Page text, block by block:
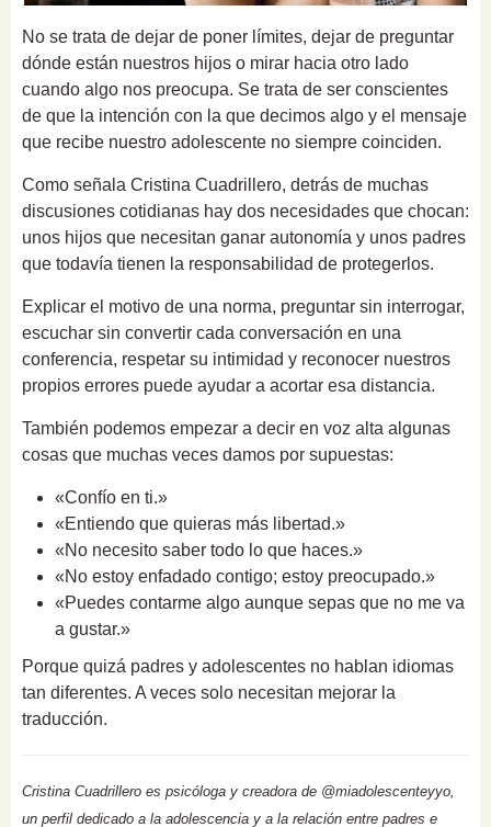
No se trata de dejar de poner límites, dejar de preguntar
dónde están nuestros hijos o mirar hacia otro lado
cuando algo nos preocupa. Se trata de ser conscientes
de que la intención con la que decimos algo y el mensaje
que recibe nuestro adolescente no siempre coinciden.
Como señala Cristina Cuadrillero, detrás de muchas
discusiones cotidianas hay dos necesidades que chocan:
unos hijos que necesitan ganar autonomía y unos padres
que todavía tienen la responsabilidad de protegerlos.
Explicar el motivo de una norma, preguntar sin interrogar,
escuchar sin convertir cada conversación en una
conferencia, respetar su intimidad y reconocer nuestros
propios errores puede ayudar a acortar esa distancia.
También podemos empezar a decir en voz alta algunas
cosas que muchas veces damos por supuestas:
«Confío en ti.»
«Entiendo que quieras más libertad.»
«No necesito saber todo lo que haces.»
«No estoy enfadado contigo; estoy preocupado.»
«Puedes contarme algo aunque sepas que no me va
a gustar.»
Porque quizá padres y adolescentes no hablan idiomas
tan diferentes. A veces solo necesitan mejorar la
traducción.
Cristina Cuadrillero es psicóloga y creadora de @miadolescenteyyo,
un perfil dedicado a la adolescencia y a la relación entre padres e